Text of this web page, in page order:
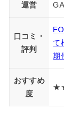
運営
口コミ・
評判
て
期
おすすめ
度